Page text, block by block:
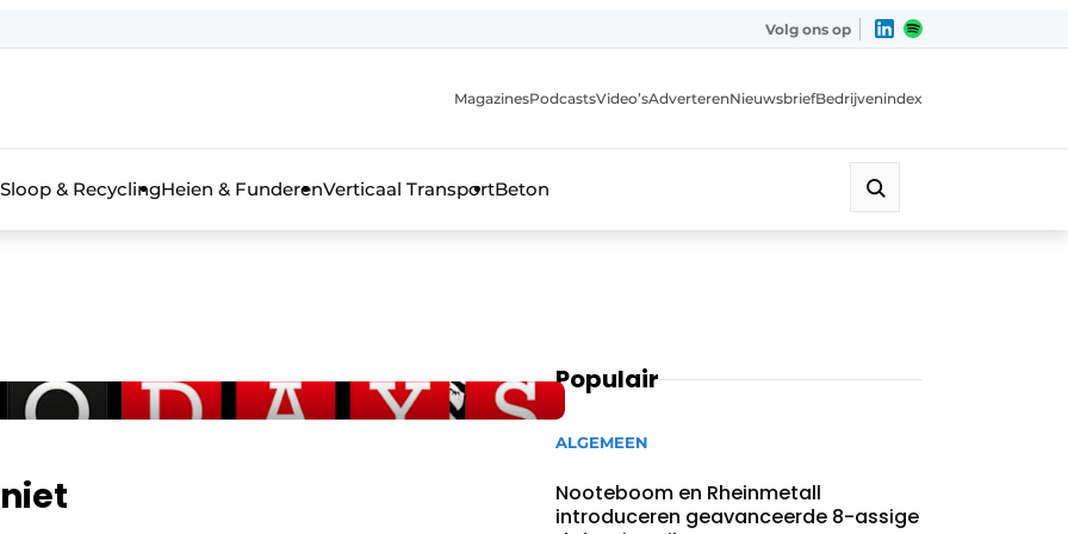
de aanmelding
voor de aanmelding FR
& bouwmachines
Volg ons op
MagazinesPodcastsVideo’sAdverterenNieuwsbriefBedrijvenindex
Sloop & RecyclingHeien & FunderenVerticaal TransportBeton
Populair
ALGEMEEN
Nooteboom en Rheinmetall
introduceren geavanceerde 8-assige